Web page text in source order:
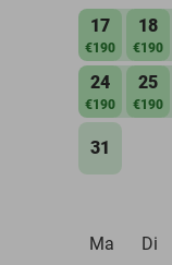
17
€190
18
€190
24
€190
25
€190
31
Ma
Di